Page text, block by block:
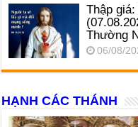
Thập
Thường
06/08/
HẠNH CÁC THÁNH